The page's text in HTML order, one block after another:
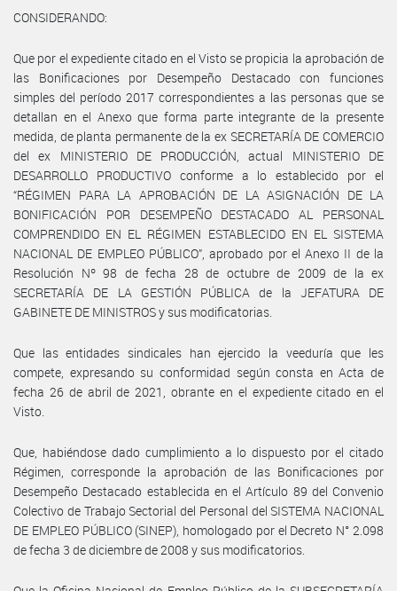
CONSIDERANDO:
Que por el expediente citado en el Visto se propicia la aprobación de
las Bonificaciones por Desempeño Destacado con funciones
simples del período 2017 correspondientes a las personas que se
detallan en el Anexo que forma parte integrante de la presente
medida, de planta permanente de la ex SECRETARÍA DE COMERCIO
del ex MINISTERIO DE PRODUCCIÓN, actual MINISTERIO DE
DESARROLLO PRODUCTIVO conforme a lo establecido por el
“RÉGIMEN PARA LA APROBACIÓN DE LA ASIGNACIÓN DE LA
BONIFICACIÓN POR DESEMPEÑO DESTACADO AL PERSONAL
COMPRENDIDO EN EL RÉGIMEN ESTABLECIDO EN EL SISTEMA
NACIONAL DE EMPLEO PÚBLICO”, aprobado por el Anexo II de la
Resolución Nº 98 de fecha 28 de octubre de 2009 de la ex
SECRETARÍA DE LA GESTIÓN PÚBLICA de la JEFATURA DE
GABINETE DE MINISTROS y sus modificatorias.
Que las entidades sindicales han ejercido la veeduría que les
compete, expresando su conformidad según consta en Acta de
fecha 26 de abril de 2021, obrante en el expediente citado en el
Visto.
Que, habiéndose dado cumplimiento a lo dispuesto por el citado
Régimen, corresponde la aprobación de las Bonificaciones por
Desempeño Destacado establecida en el Artículo 89 del Convenio
Colectivo de Trabajo Sectorial del Personal del SISTEMA NACIONAL
DE EMPLEO PÚBLICO (SINEP), homologado por el Decreto N° 2.098
de fecha 3 de diciembre de 2008 y sus modificatorios.